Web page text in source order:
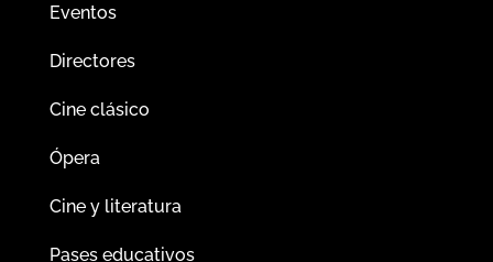
Eventos
Directores
Cine clásico
Ópera
Cine y literatura
Pases educativos